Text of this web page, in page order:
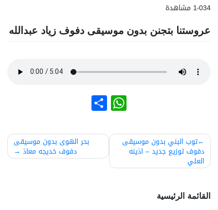
1٬034 مشاهدة
عروستنا بتجنن بدون موسيقى دفوف زياد عبدالله
WhatsApp
نشر
تصفّح
المقالات
توب البني بدون موسيقى
دفوف توزيع جديد – اذينه
العلي
بحر الهوى بدون موسيقى
دفوف خديجه معاذ
القائمة الرئيسية